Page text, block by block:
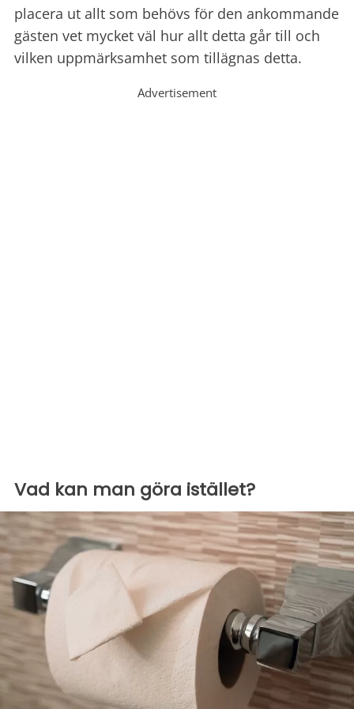
placera ut allt som behövs för den ankommande
gästen vet mycket väl hur allt detta går till och
vilken uppmärksamhet som tillägnas detta.
Advertisement
Vad kan man göra istället?